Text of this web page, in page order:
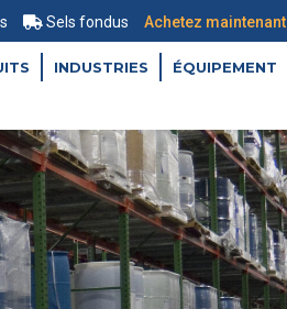
Sels fondus Achetez maintenant
INDUSTRIES ÉQUIPEMENT